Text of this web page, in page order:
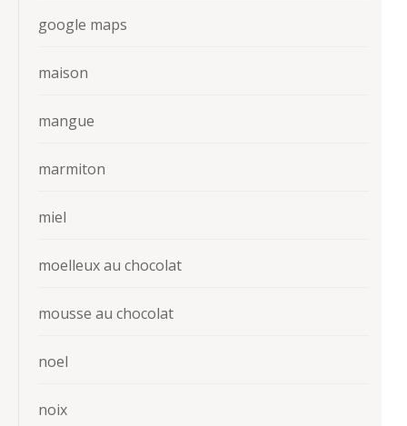
google maps
maison
mangue
marmiton
miel
moelleux au chocolat
mousse au chocolat
noel
noix